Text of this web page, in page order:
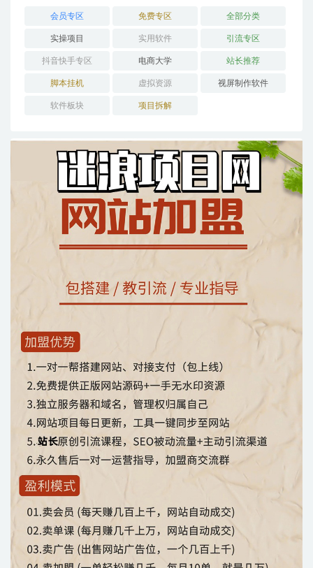
会员专区 免费专区 全部分类
实操项目 实用软件 引流专区
抖音快手专区 电商大学 站长推荐
脚本挂机 虚拟资源 视屏制作软件
软件板块 项目拆解